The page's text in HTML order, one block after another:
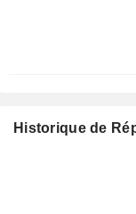
Historique de